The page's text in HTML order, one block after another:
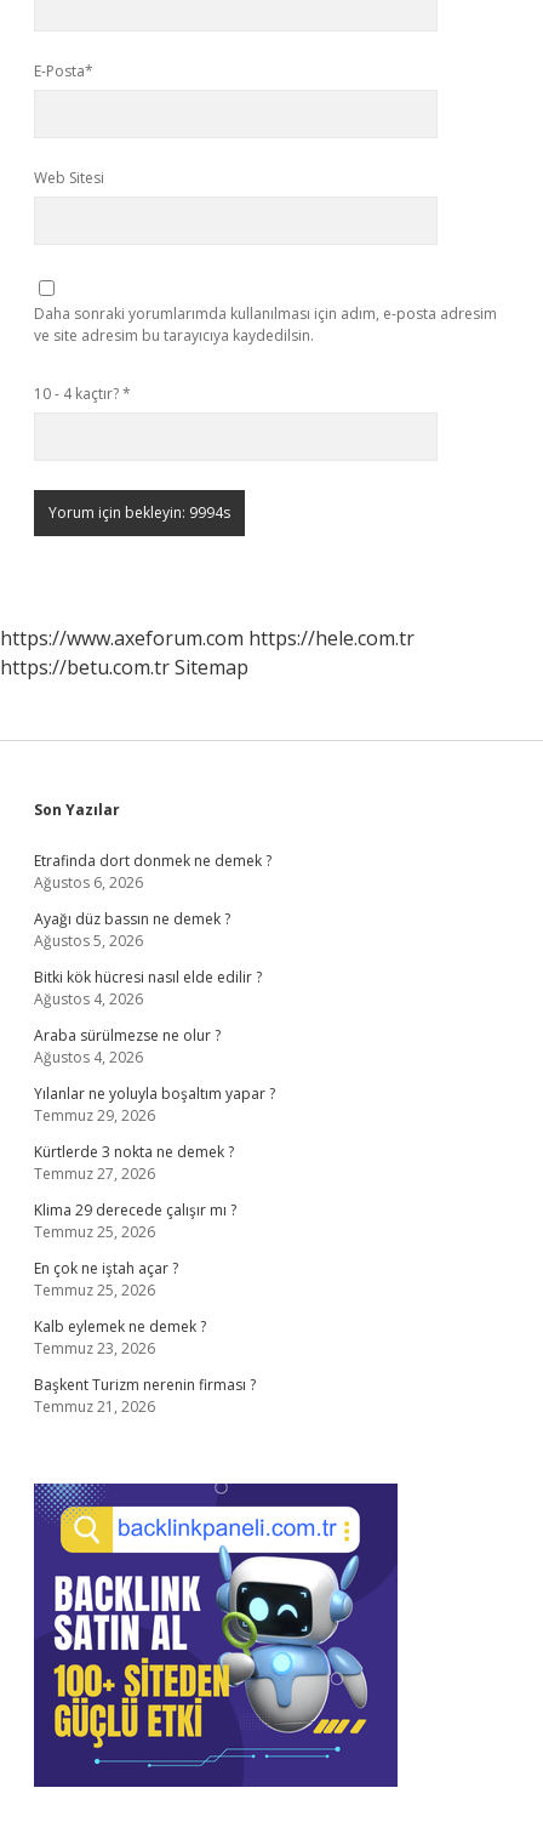
E-Posta*
Web Sitesi
Daha sonraki yorumlarımda kullanılması için adım, e-posta adresim
ve site adresim bu tarayıcıya kaydedilsin.
10 - 4 kaçtır?*
https://www.axeforum.com https://hele.com.tr
https://betu.com.trSitemap
Sidebar
Son Yazılar
Etrafinda dort donmek ne demek ?
Ağustos 6, 2026
Ayağı düz bassın ne demek ?
Ağustos 5, 2026
Bitki kök hücresi nasıl elde edilir ?
Ağustos 4, 2026
Araba sürülmezse ne olur ?
Ağustos 4, 2026
Yılanlar ne yoluyla boşaltım yapar ?
Temmuz 29, 2026
Kürtlerde 3 nokta ne demek ?
Temmuz 27, 2026
Klima 29 derecede çalışır mı ?
Temmuz 25, 2026
En çok ne iştah açar ?
Temmuz 25, 2026
Kalb eylemek ne demek ?
Temmuz 23, 2026
Başkent Turizm nerenin firması ?
Temmuz 21, 2026